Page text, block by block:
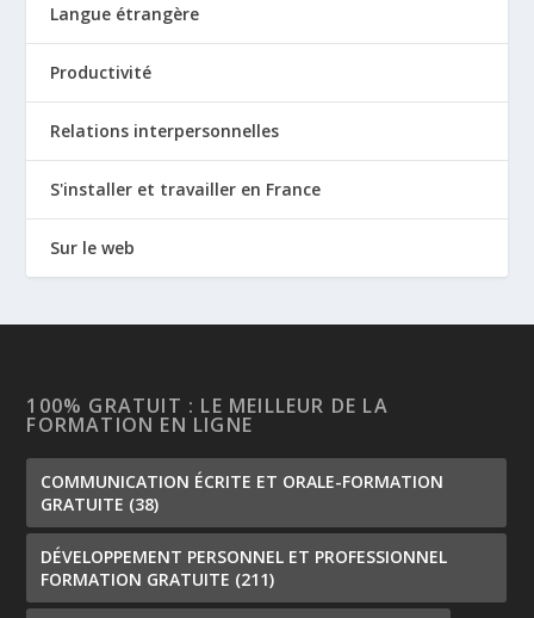
Langue étrangère
Productivité
Relations interpersonnelles
S'installer et travailler en France
Sur le web
100% GRATUIT : LE MEILLEUR DE LA
FORMATION EN LIGNE
COMMUNICATION ÉCRITE ET ORALE-FORMATION
GRATUITE (38)
DÉVELOPPEMENT PERSONNEL ET PROFESSIONNEL
FORMATION GRATUITE (211)